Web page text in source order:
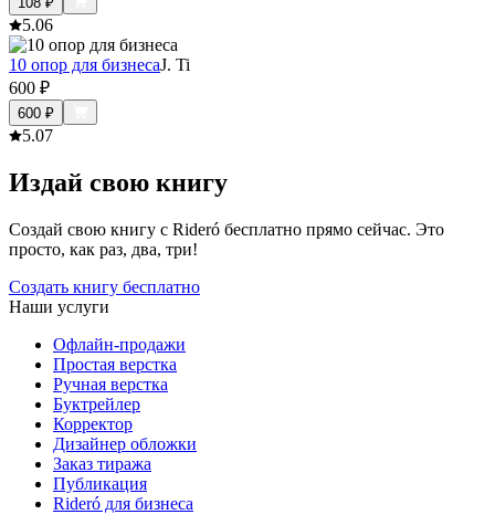
5.06
10 опор для бизнесаJ. Ti
600 ₽
600 ₽
5.07
Издай свою книгу
Создай свою книгу с Rideró бесплатно прямо сейчас. Это
просто, как раз, два, три!
Создать книгу бесплатно
Наши услуги
Офлайн-продажи
Простая верстка
Ручная верстка
Буктрейлер
Корректор
Дизайнер обложки
Заказ тиража
Публикация
Rideró для бизнеса